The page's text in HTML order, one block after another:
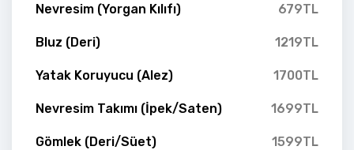
Nevresim (Yorgan Kılıfı) 679TL
Bluz (Deri) 1219TL
Yatak Koruyucu (Alez) 1700TL
Nevresim Takımı (İpek/Saten) 1699TL
Gömlek (Deri/Süet) 1599TL